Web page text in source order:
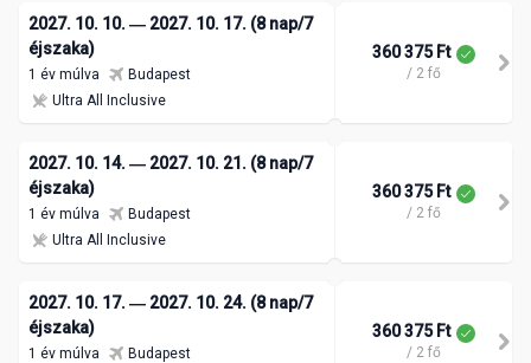
2027. 10. 10. ― 2027. 10. 17. (8 nap/7
éjszaka)
1 év múlva
Budapest
Ultra All Inclusive
360 375 Ft
/ 2 fő
2027. 10. 14. ― 2027. 10. 21. (8 nap/7
éjszaka)
1 év múlva
Budapest
Ultra All Inclusive
360 375 Ft
/ 2 fő
2027. 10. 17. ― 2027. 10. 24. (8 nap/7
éjszaka)
1 év múlva
Budapest
360 375 Ft
/ 2 fő